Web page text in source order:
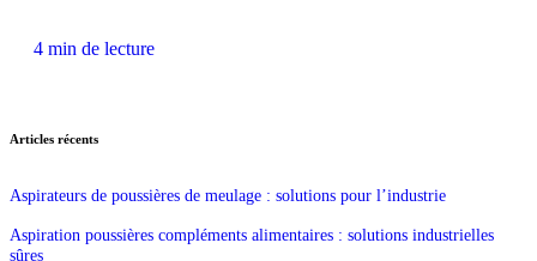
4 min de lecture
Articles récents
Aspirateurs de poussières de meulage : solutions pour l’industrie
Aspiration poussières compléments alimentaires : solutions industrielles
sûres